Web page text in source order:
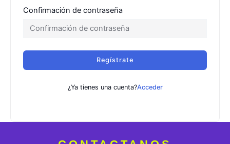
Confirmación de contraseña
Regístrate
¿Ya tienes una cuenta?Acceder